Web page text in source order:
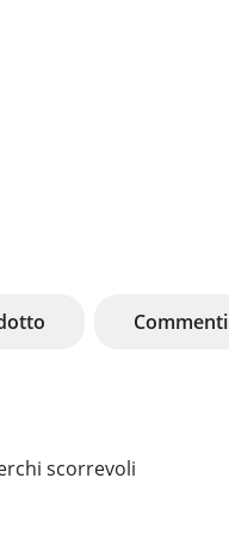
Commenti
scorrevoli